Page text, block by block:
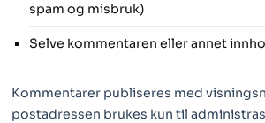
spam og misbruk)
Selve kommentaren eller annet
Kommentarer publiseres med
postadressen brukes kun til